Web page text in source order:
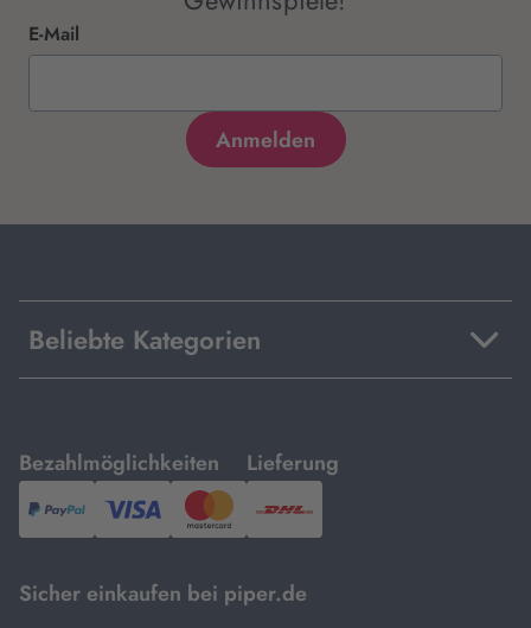
E-Mail
Beliebte Kategorien
Bezahlmöglichkeiten
mit
PayPal,Visa
und
Lieferung
mit
DHL.
Sicher einkaufen bei piper.de